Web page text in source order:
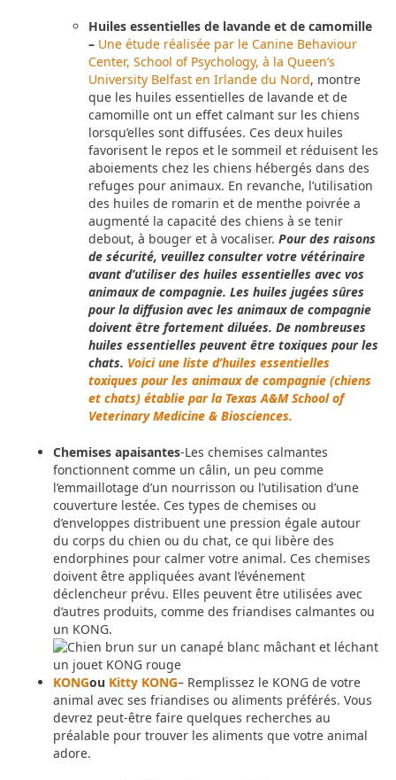
Huiles essentielles de lavande et de camomille
– Une étude réalisée par le Canine Behaviour
Center, School of Psychology, à la Queen’s
University Belfast en Irlande du Nord, montre
que les huiles essentielles de lavande et de
camomille ont un effet calmant sur les chiens
lorsqu’elles sont diffusées. Ces deux huiles
favorisent le repos et le sommeil et réduisent les
aboiements chez les chiens hébergés dans des
refuges pour animaux. En revanche, l’utilisation
des huiles de romarin et de menthe poivrée a
augmenté la capacité des chiens à se tenir
debout, à bouger et à vocaliser. Pour des raisons
de sécurité, veuillez consulter votre vétérinaire
avant d’utiliser des huiles essentielles avec vos
animaux de compagnie. Les huiles jugées sûres
pour la diffusion avec les animaux de compagnie
doivent être fortement diluées. De nombreuses
huiles essentielles peuvent être toxiques pour les
chats. Voici une liste d’huiles essentielles
toxiques pour les animaux de compagnie (chiens
et chats) établie par la Texas A&M School of
Veterinary Medicine & Biosciences.
Chemises apaisantes-Les chemises calmantes
fonctionnent comme un câlin, un peu comme
l’emmaillotage d’un nourrisson ou l’utilisation d’une
couverture lestée. Ces types de chemises ou
d’enveloppes distribuent une pression égale autour
du corps du chien ou du chat, ce qui libère des
endorphines pour calmer votre animal. Ces chemises
doivent être appliquées avant l’événement
déclencheur prévu. Elles peuvent être utilisées avec
d’autres produits, comme des friandises calmantes ou
un KONG.
KONGou Kitty KONG– Remplissez le KONG de votre
animal avec ses friandises ou aliments préférés. Vous
devrez peut-être faire quelques recherches au
préalable pour trouver les aliments que votre animal
adore.